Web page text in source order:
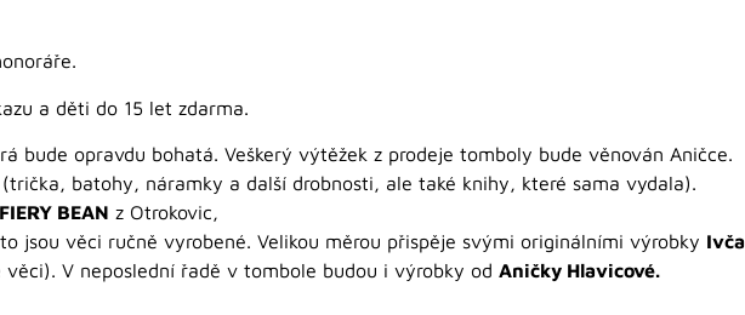
a děti do 15 let zdarma.
bude opravdu bohatá. Veškerý výtěžek z prodeje tomboly bude věnován Aničce.
(trička, batohy, náramky a další drobnosti, ale také knihy, které sama vydala).
FIERY BEAN z Otrokovic,
jsou věci ručně vyrobené. Velikou měrou přispěje svými originálními výrobky Ivča
V neposlední řadě v tombole budou i výrobky od Aničky Hlavicové.